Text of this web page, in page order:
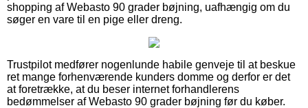
shopping af Webasto 90 grader bøjning, uafhængig om du
søger en vare til en pige eller dreng.
Trustpilot medfører nogenlunde habile genveje til at beskue
ret mange forhenværende kunders domme og derfor er det
at foretrække, at du beser internet forhandlerens
bedømmelser af Webasto 90 grader bøjning før du køber.